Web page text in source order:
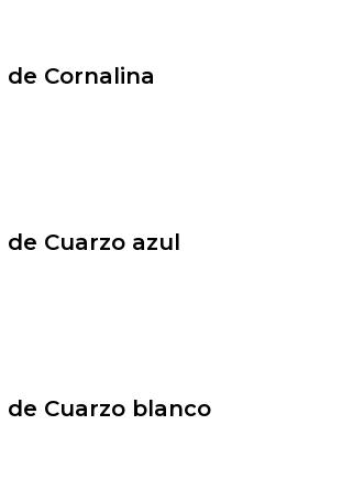
de Cornalina
de Cuarzo azul
de Cuarzo blanco